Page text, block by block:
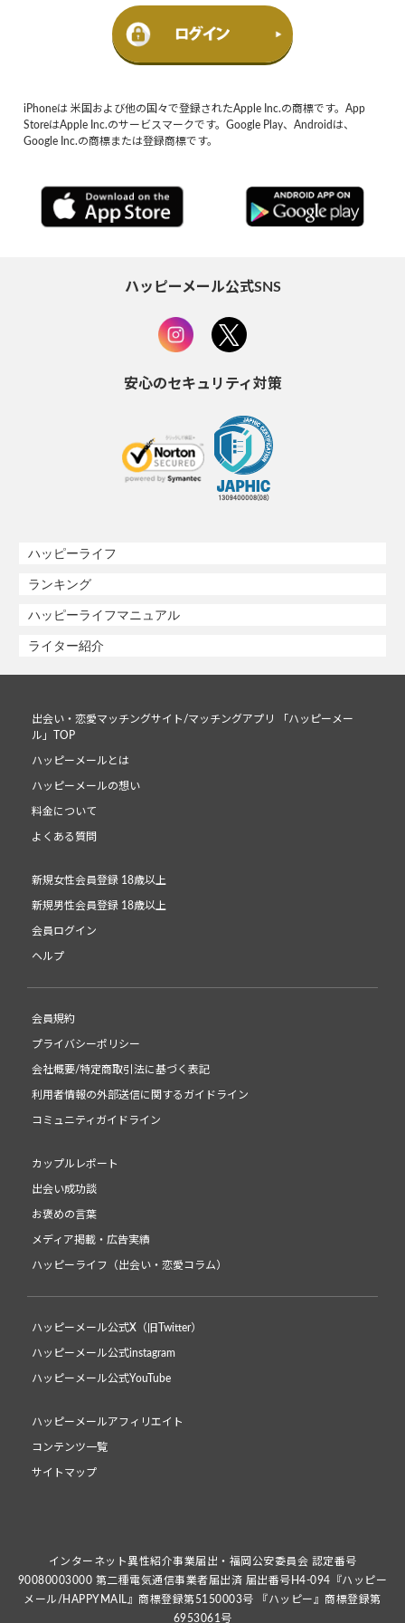
iPhoneは 米国および他の国々で登録されたApple Inc.の商標です。App
StoreはApple Inc.のサービスマークです。Google Play、Androidは、
Google Inc.の商標または登録商標です。
ハッピーメール公式SNS
安心のセキュリティ対策
ハッピーライフ
ランキング
ハッピーライフマニュアル
ライター紹介
出会い・恋愛マッチングサイト/マッチングアプリ 「ハッピーメー
ル」TOP
ハッピーメールとは
ハッピーメールの想い
料金について
よくある質問
新規女性会員登録 18歳以上
新規男性会員登録 18歳以上
会員ログイン
ヘルプ
会員規約
プライバシーポリシー
会社概要/特定商取引法に基づく表記
利用者情報の外部送信に関するガイドライン
コミュニティガイドライン
カップルレポート
出会い成功談
お褒めの言葉
メディア掲載・広告実績
ハッピーライフ（出会い・恋愛コラム）
ハッピーメール公式X（旧Twitter）
ハッピーメール公式instagram
ハッピーメール公式YouTube
ハッピーメールアフィリエイト
コンテンツ一覧
サイトマップ
インターネット異性紹介事業届出・福岡公安委員会 認定番号
90080003000 第二種電気通信事業者届出済 届出番号H4-094『ハッピー
メール/HAPPYMAIL』商標登録第5150003号 『ハッピー』商標登録第
6953061号